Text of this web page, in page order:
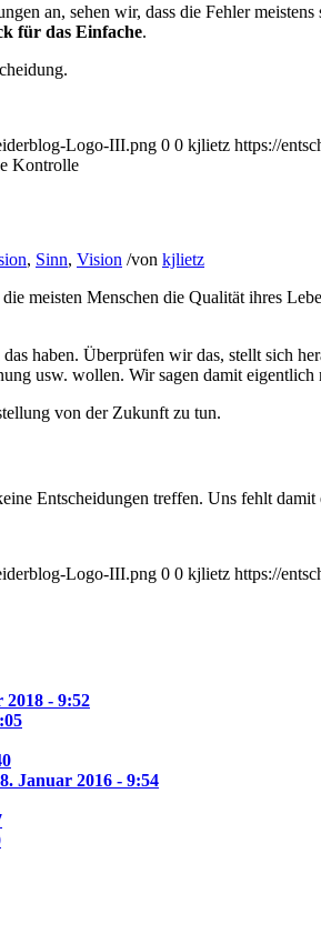
an, sehen wir, dass die Fehler meistens
für das Einfache.
Logo-III.png 0 0 kjlietz https://
Kontrolle
, Sinn, Vision /von kjlietz
meisten Menschen die Qualität ihres
haben. Überprüfen wir das, stellt sich
usw. wollen. Wir sagen damit
von der Zukunft zu tun.
Entscheidungen treffen. Uns fehlt
Logo-III.png 0 0 kjlietz https://
2018 - 9:52
8. Januar 2016 - 9:54